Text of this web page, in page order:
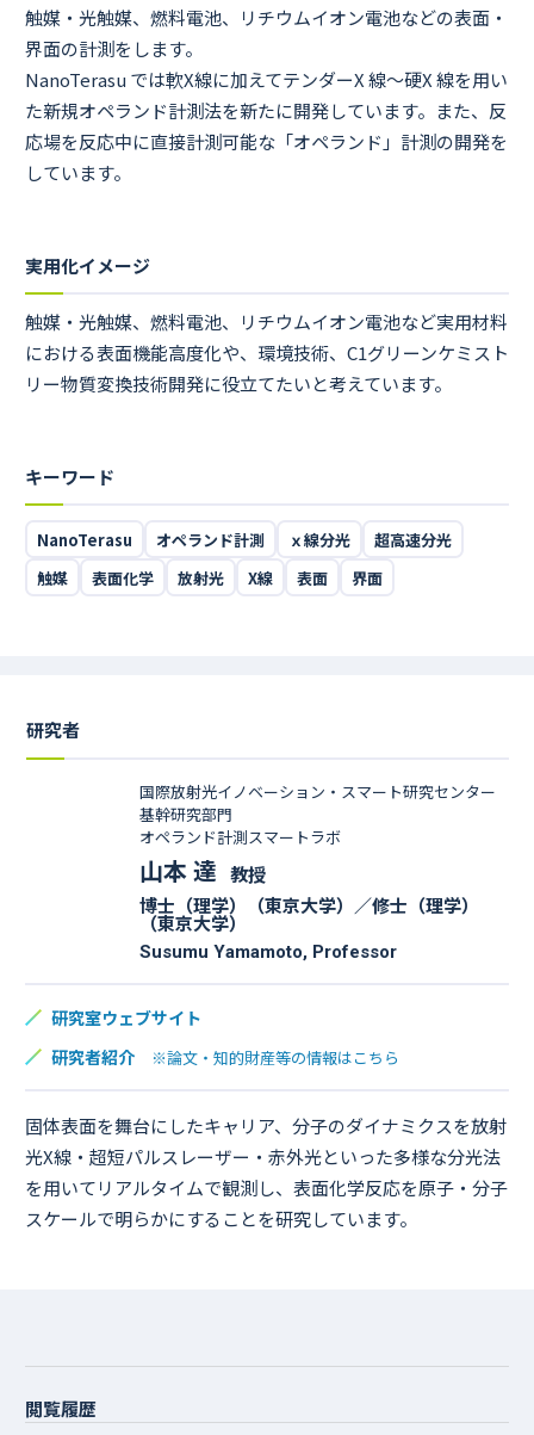
触媒・光触媒、燃料電池、リチウムイオン電池などの表面・
界面の計測をします。
NanoTerasu では軟X線に加えてテンダーX 線～硬X 線を用い
た新規オペランド計測法を新たに開発しています。また、反
応場を反応中に直接計測可能な「オペランド」計測の開発を
しています。
実用化イメージ
触媒・光触媒、燃料電池、リチウムイオン電池など実用材料
における表面機能高度化や、環境技術、C1グリーンケミスト
リー物質変換技術開発に役立てたいと考えています。
キーワード
NanoTerasu オペランド計測 ｘ線分光
超高速分光
触媒
表面化学 放射光 X線 表面 界面
研究者
国際放射光イノベーション・スマート研究センター
基幹研究部門
オペランド計測スマートラボ
山本 達 教授
博士（理学）（東京大学）／修士（理学）
（東京大学）
Susumu Yamamoto, Professor
研究室ウェブサイト
研究者紹介
※論文・知的財産等の情報はこちら
固体表面を舞台にしたキャリア、分子のダイナミクスを放射
光X線・超短パルスレーザー・赤外光といった多様な分光法
を用いてリアルタイムで観測し、表面化学反応を原子・分子
スケールで明らかにすることを研究しています。
閲覧履歴